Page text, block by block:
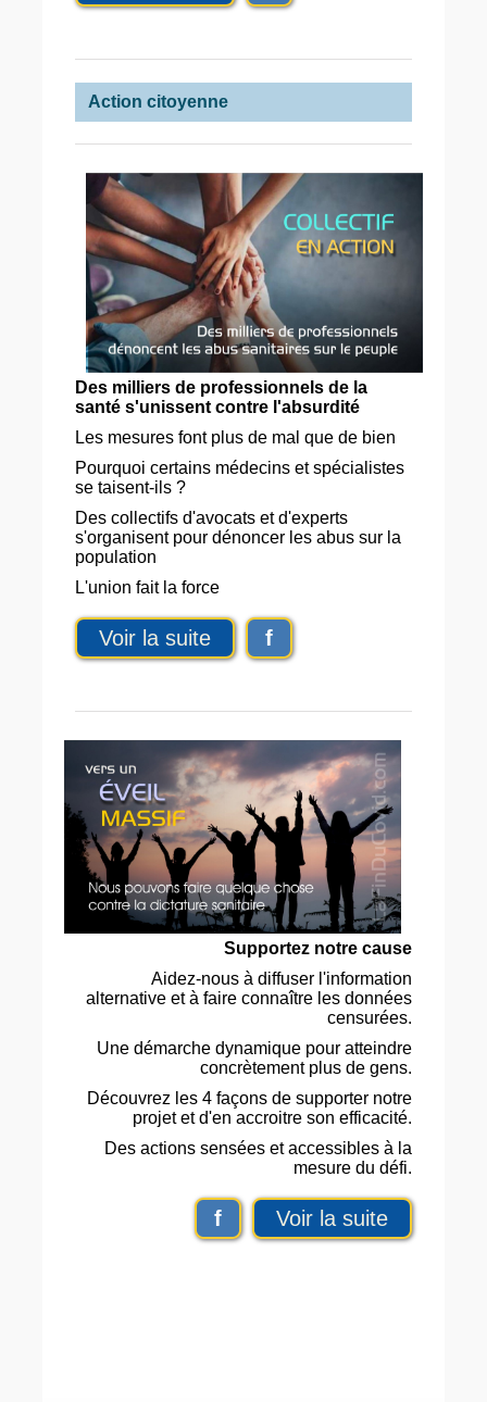
Action citoyenne
Des milliers de professionnels de la
santé s'unissent contre l'absurdité
Les mesures font plus de mal que de bien
Pourquoi certains médecins et spécialistes
se taisent-ils ?
Des collectifs d'avocats et d'experts
s'organisent pour dénoncer les abus sur la
population
L'union fait la force
Voir la suite f
Supportez notre cause
Aidez-nous à diffuser l'information
alternative et à faire connaître les données
censurées.
Une démarche dynamique pour atteindre
concrètement plus de gens.
Découvrez les 4 façons de supporter notre
projet et d'en accroitre son efficacité.
Des actions sensées et accessibles à la
mesure du défi.
f Voir la suite